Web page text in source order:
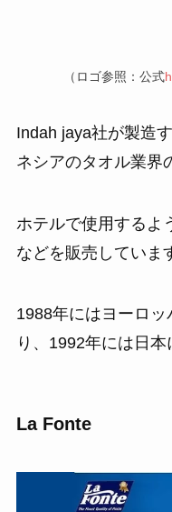
（ロゴ参照：公式
Indah jaya社が製造
ネシアのタオル業界
ホテルで使用するよ
などを販売していま
1988年にはヨーロ
り、1992年には日本
La Fonte